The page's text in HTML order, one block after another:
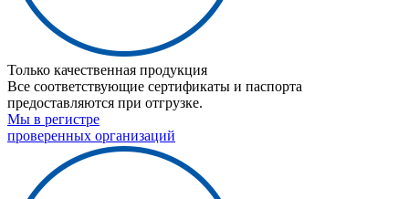
Только качественная продукция
Все соответствующие сертификаты и паспорта
предоставляются при отгрузке.
Мы в регистре
проверенных организаций